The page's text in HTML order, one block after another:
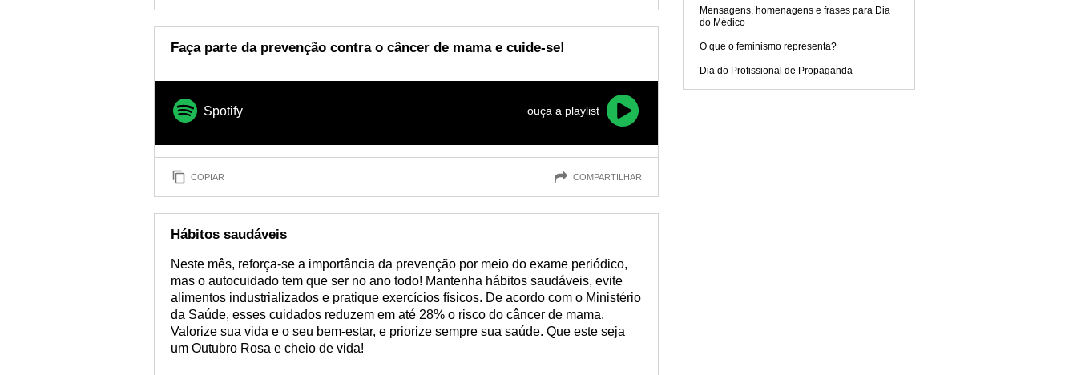
Faça parte da prevenção contra o câncer de mama e cuide-se!
Spotify ouça a playlist
COPIAR COMPARTILHAR
Hábitos saudáveis
Neste mês, reforça-se a importância da prevenção por meio do exame periódico,
mas o autocuidado tem que ser no ano todo! Mantenha hábitos saudáveis, evite
alimentos industrializados e pratique exercícios físicos. De acordo com o Ministério
da Saúde, esses cuidados reduzem em até 28% o risco do câncer de mama.
Valorize sua vida e o seu bem-estar, e priorize sempre sua saúde. Que este seja
um Outubro Rosa e cheio de vida!
Mensagens, homenagens e frases para Dia
do Médico
O que o feminismo representa?
Dia do Profissional de Propaganda